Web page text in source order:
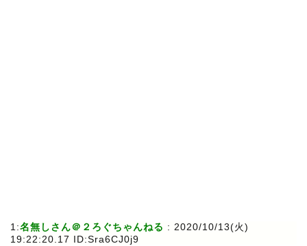
1:名無しさん＠２ろぐちゃんねる : 2020/10/13(火)
19:22:20.17 ID:Sra6CJ0j9